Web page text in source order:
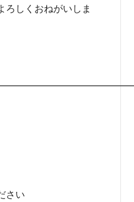
ろしくおねがいしま
さい